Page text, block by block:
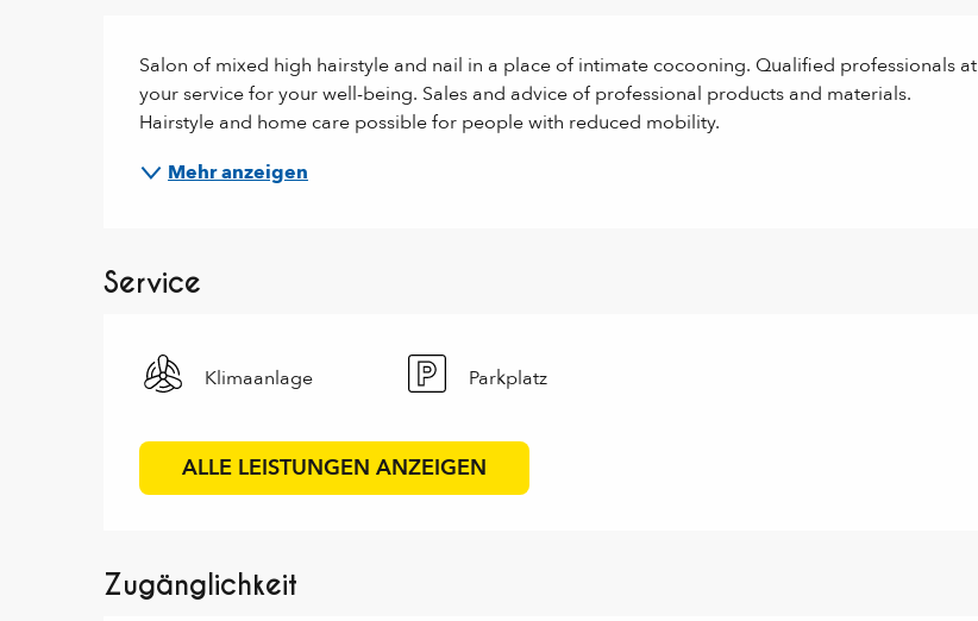
Beschreibung
Salon of mixed high hairstyle and nail in a place of intimate cocooning. Qualified professionals at
your service for your well-being. Sales and advice of professional products and materials.
Hairstyle and home care possible for people with reduced mobility.
Mehr anzeigen
Service
Klimaanlage Parkplatz
ALLE LEISTUNGEN ANZEIGEN
Zugänglichkeit